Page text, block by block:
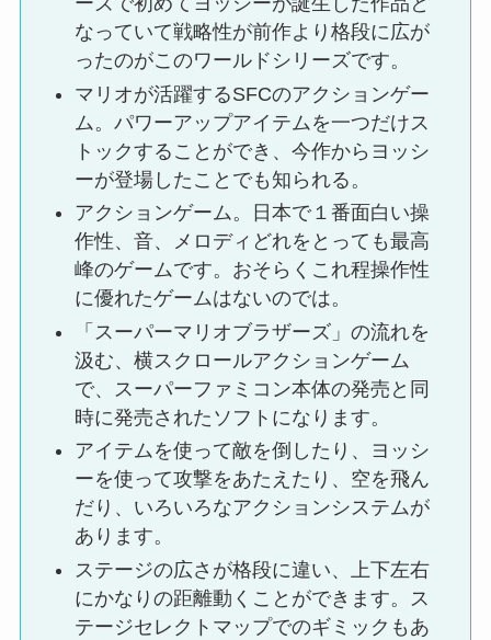
なっていて戦略性が前作より格段に広が
ったのがこのワールドシリーズです。
マリオが活躍するSFCのアクションゲー
ム。パワーアップアイテムを一つだけス
トックすることができ、今作からヨッシ
ーが登場したことでも知られる。
アクションゲーム。日本で１番面白い操
作性、音、メロディどれをとっても最高
峰のゲームです。おそらくこれ程操作性
に優れたゲームはないのでは。
「スーパーマリオブラザーズ」の流れを
汲む、横スクロールアクションゲーム
で、スーパーファミコン本体の発売と同
時に発売されたソフトになります。
アイテムを使って敵を倒したり、ヨッシ
ーを使って攻撃をあたえたり、空を飛ん
だり、いろいろなアクションシステムが
あります。
ステージの広さが格段に違い、上下左右
にかなりの距離動くことができます。ス
テージセレクトマップでのギミックもあ